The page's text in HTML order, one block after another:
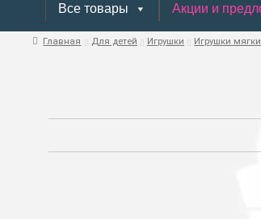
Все товары Акции и
Главная Для детей Игрушки Игрушки